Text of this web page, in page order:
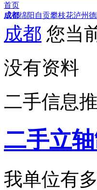
首页
成都绵阳 自贡攀枝花泸州
成都 您当
没有资料
二手信息
二手立
我单位有